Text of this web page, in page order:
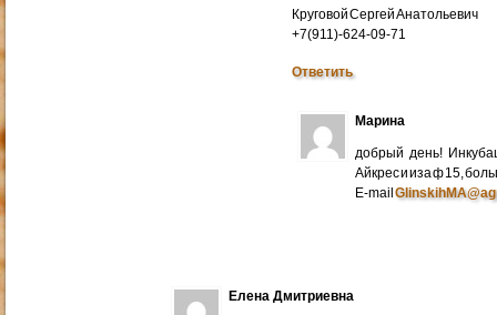
Круговой Сергей Анатольевич
+7(911)-624-09-71
Ответить
Марина
добрый день!
Айкрес и иза ф 15,
E-mail
Елена Дмитриевна